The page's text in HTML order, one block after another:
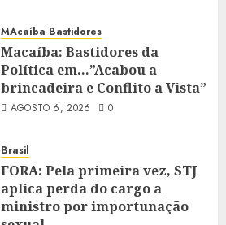
MAcaíba Bastidores
Macaíba: Bastidores da
Política em…”Acabou a
brincadeira e Conflito a Vista”
AGOSTO 6, 2026 0
Brasil
FORA: Pela primeira vez, STJ
aplica perda do cargo a
ministro por importunação